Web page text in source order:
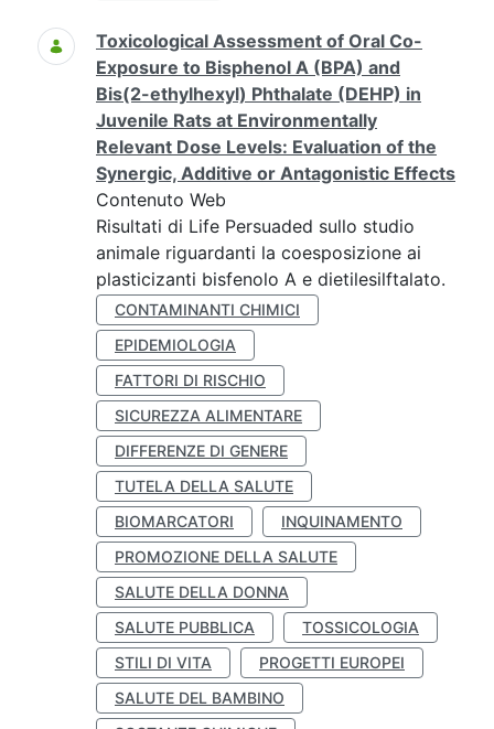
Toxicological Assessment of Oral Co-
Exposure to Bisphenol A (BPA) and
Bis(2-ethylhexyl) Phthalate (DEHP) in
Juvenile Rats at Environmentally
Relevant Dose Levels: Evaluation of the
Synergic, Additive or Antagonistic Effects
Contenuto Web
Risultati di Life Persuaded sullo studio
animale riguardanti la coesposizione ai
plasticizanti bisfenolo A e dietilesilftalato.
CONTAMINANTI CHIMICI
EPIDEMIOLOGIA
FATTORI DI RISCHIO
SICUREZZA ALIMENTARE
DIFFERENZE DI GENERE
TUTELA DELLA SALUTE
BIOMARCATORI
INQUINAMENTO
PROMOZIONE DELLA SALUTE
SALUTE DELLA DONNA
SALUTE PUBBLICA
TOSSICOLOGIA
STILI DI VITA
PROGETTI EUROPEI
SALUTE DEL BAMBINO